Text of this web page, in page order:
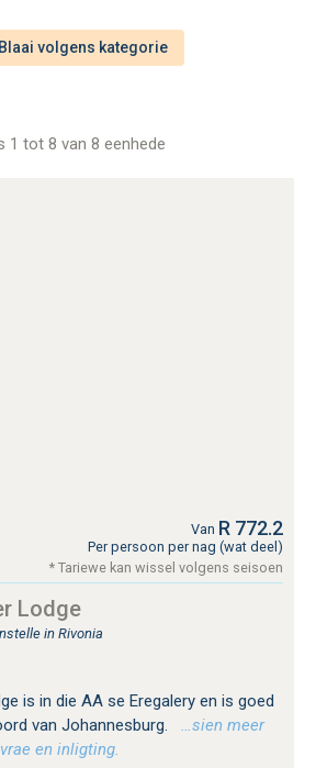
Blaai volgens kategorie
1 tot 8 van 8 eenhede
Van R 772.2
Per persoon per nag (wat deel)
* Tariewe kan wissel volgens seisoen
Lodge
in Rivonia
is in die AA se Eregalery en is goed
van Johannesburg.
…sien meer
en inligting.